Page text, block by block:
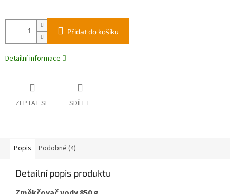
Přidat do košíku
Detailní informace
ZEPTAT SE SDÍLET
Popis Podobné (4)
Detailní popis produktu